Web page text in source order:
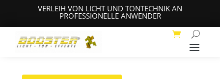
VERLEIH VON LICHT UND TONTECHNIK AN
PROFESSIONELLE ANWENDER